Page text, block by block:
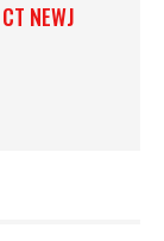
NEWJ